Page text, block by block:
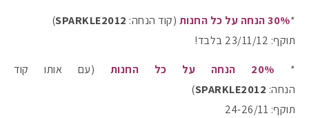
*30% הנחה על כל החנות (קוד הנחה: SPARKLE2012
)
תוקף: 23/11/12 בלבד!
* 20% הנחה על כל החנות
(עם אותו קוד
הנחה: SPARKLE2012
)
תוקף: 24-26/11